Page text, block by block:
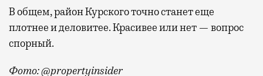
В общем, район Курского точно станет еще
плотнее и деловитее. Красивее или нет — вопрос
спорный.
Фото: @propertyinsider